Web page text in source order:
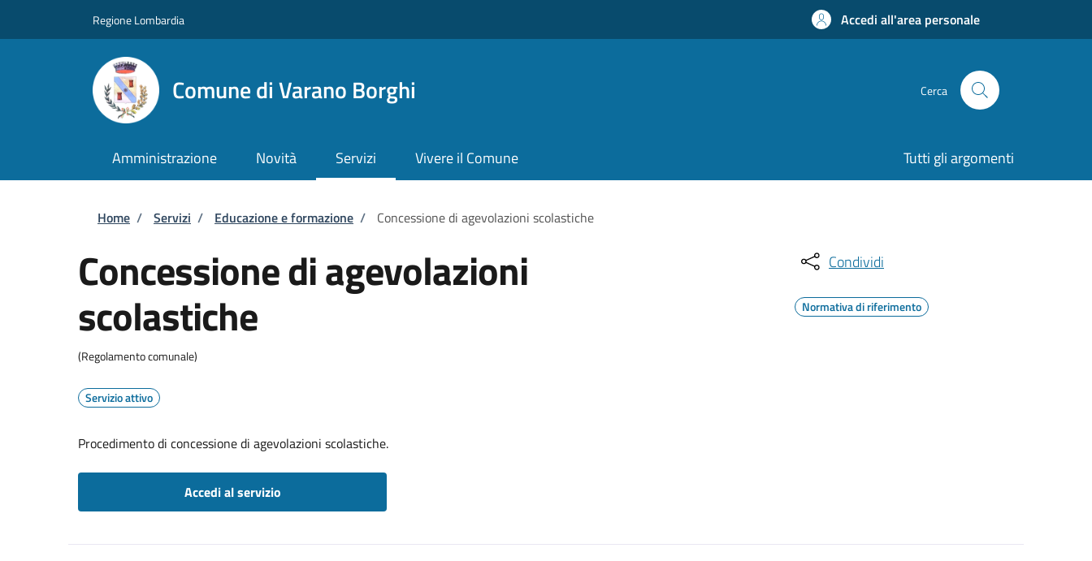
Regione Lombardia Accedi all'area personale
Comune di Varano Borghi Cerca
Amministrazione Novità Servizi Vivere il Comune Tutti gli argomenti
Briciole di pane
Home / Servizi / Educazione e formazione / Concessione di agevolazioni scolastiche
Concessione di agevolazioni
scolastiche
(Regolamento comunale)
Servizio attivo
Procedimento di concessione di agevolazioni scolastiche.
Accedi al servizio
Condividi
Normativa di riferimento